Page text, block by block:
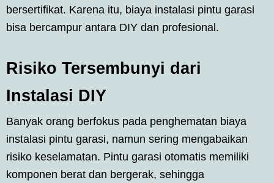
bersertifikat. Karena itu, biaya instalasi pintu garasi
bisa bercampur antara DIY dan profesional.
Risiko Tersembunyi dari
Instalasi DIY
Banyak orang berfokus pada penghematan biaya
instalasi pintu garasi, namun sering mengabaikan
risiko keselamatan. Pintu garasi otomatis memiliki
komponen berat dan bergerak, sehingga